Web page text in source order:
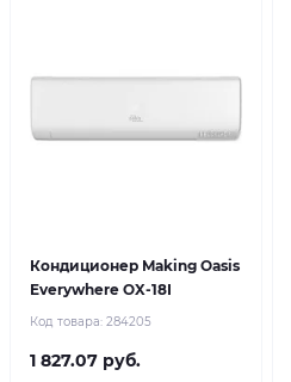
Кондиционер Making Oasis
Everywhere OX-18I
Код товара: 284205
1 827.07 руб.